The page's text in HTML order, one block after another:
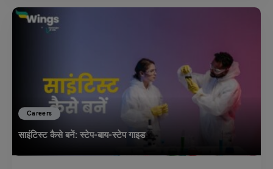
Careers
साइंटिस्ट कैसे बनें: स्टेप-बाय-स्टेप गाइड